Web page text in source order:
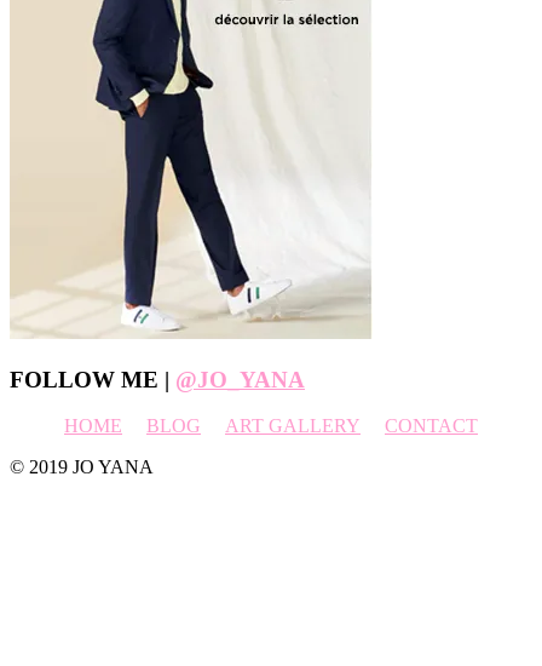
Footer
FOLLOW ME | @JO_YANA
HOME BLOG ART GALLERY
CONTACT
© 2019 JO YANA